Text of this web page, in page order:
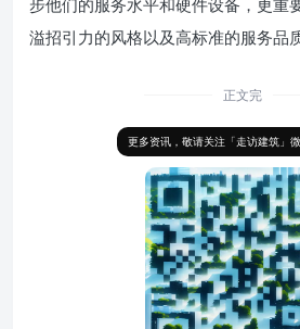
溢招引力的风格以及高标准的服务品质
正文完
更多资讯，敬请关注「走访建筑」